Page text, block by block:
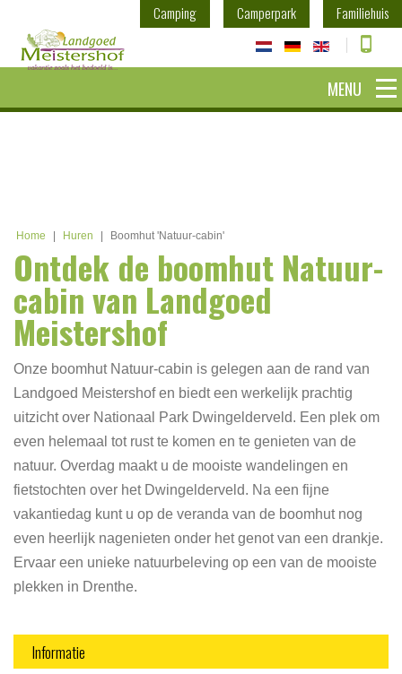
Camping Camperpark Familiehuis
MENU
Home Huren Boomhut 'Natuur-cabin'
Ontdek de boomhut Natuur-
cabin van Landgoed
Meistershof
Onze boomhut Natuur-cabin is gelegen aan de rand van
Landgoed Meistershof en biedt een werkelijk prachtig
uitzicht over Nationaal Park Dwingelderveld. Een plek om
even helemaal tot rust te komen en te genieten van de
natuur. Overdag maakt u de mooiste wandelingen en
fietstochten over het Dwingelderveld. Na een fijne
vakantiedag kunt u op de veranda van de boomhut nog
even heerlijk nagenieten onder het genot van een drankje.
Ervaar een unieke natuurbeleving op een van de mooiste
plekken in Drenthe.
Informatie